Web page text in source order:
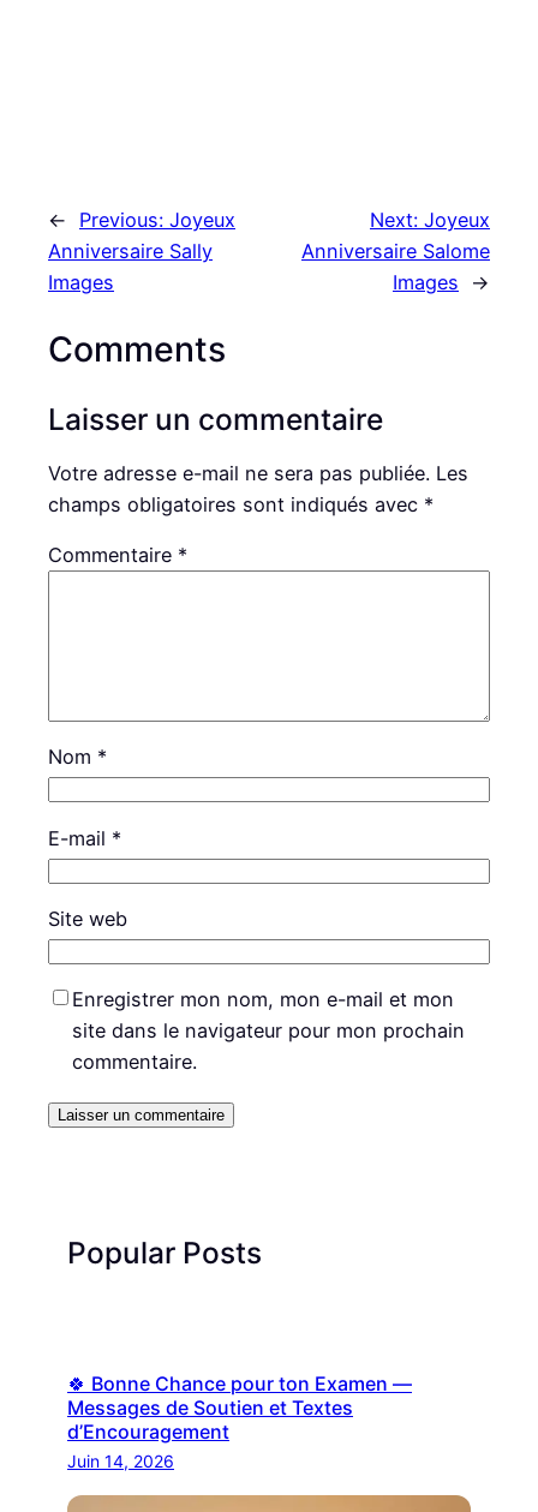
← Previous: Joyeux
Anniversaire Sally
Images
Next: Joyeux
Anniversaire Salome
Images
→
Comments
Laisser un commentaire
Votre adresse e-mail ne sera pas publiée. Les
champs obligatoires sont indiqués avec *
Commentaire *
Nom *
E-mail *
Site web
Enregistrer mon nom, mon e-mail et mon
site dans le navigateur pour mon prochain
commentaire.
Popular Posts
🍀 Bonne Chance pour ton Examen —
Messages de Soutien et Textes
d’Encouragement
Juin 14, 2026